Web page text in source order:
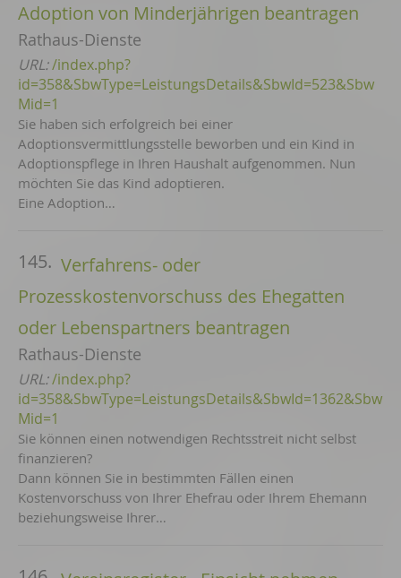
Adoption von Minderjährigen beantragen
Rathaus-Dienste
URL:/index.php?
id=358&SbwType=LeistungsDetails&SbwId=523&Sbw
Mid=1
Sie haben sich erfolgreich bei einer
Adoptionsvermittlungsstelle beworben und ein Kind in
Adoptionspflege in Ihren Haushalt aufgenommen. Nun
möchten Sie das Kind adoptieren.
Eine Adoption…
145. Verfahrens- oder
Prozesskostenvorschuss des Ehegatten
oder Lebenspartners beantragen
Rathaus-Dienste
URL:/index.php?
id=358&SbwType=LeistungsDetails&SbwId=1362&Sbw
Mid=1
Sie können einen notwendigen Rechtsstreit nicht selbst
finanzieren?
Dann können Sie in bestimmten Fällen einen
Kostenvorschuss von Ihrer Ehefrau oder Ihrem Ehemann
beziehungsweise Ihrer…